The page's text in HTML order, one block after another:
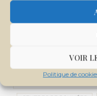
VOIR
Politique de
CENTRALE SOLAIRE DE
CENTRE
CENTRE DE SANTÉ
CENTRE